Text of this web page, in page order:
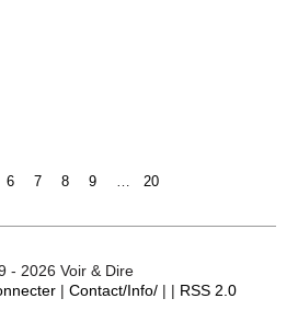
6 7 8 9 … 20
- 2026 Voir & Dire
| Contact/Info/| | RSS 2.0